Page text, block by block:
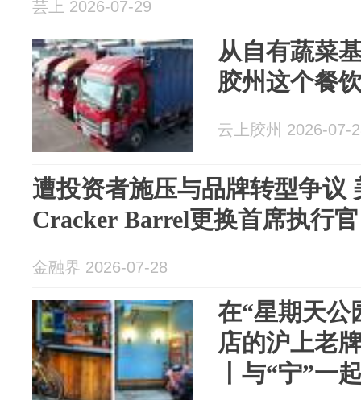
芸上 2026-07-29
从自有蔬菜
胶州这个餐
云上胶州 2026-07-
遭投资者施压与品牌转型争议
Cracker Barrel更换首席执行官
金融界 2026-07-28
在“星期天公
店的沪上老
丨与“宁”一